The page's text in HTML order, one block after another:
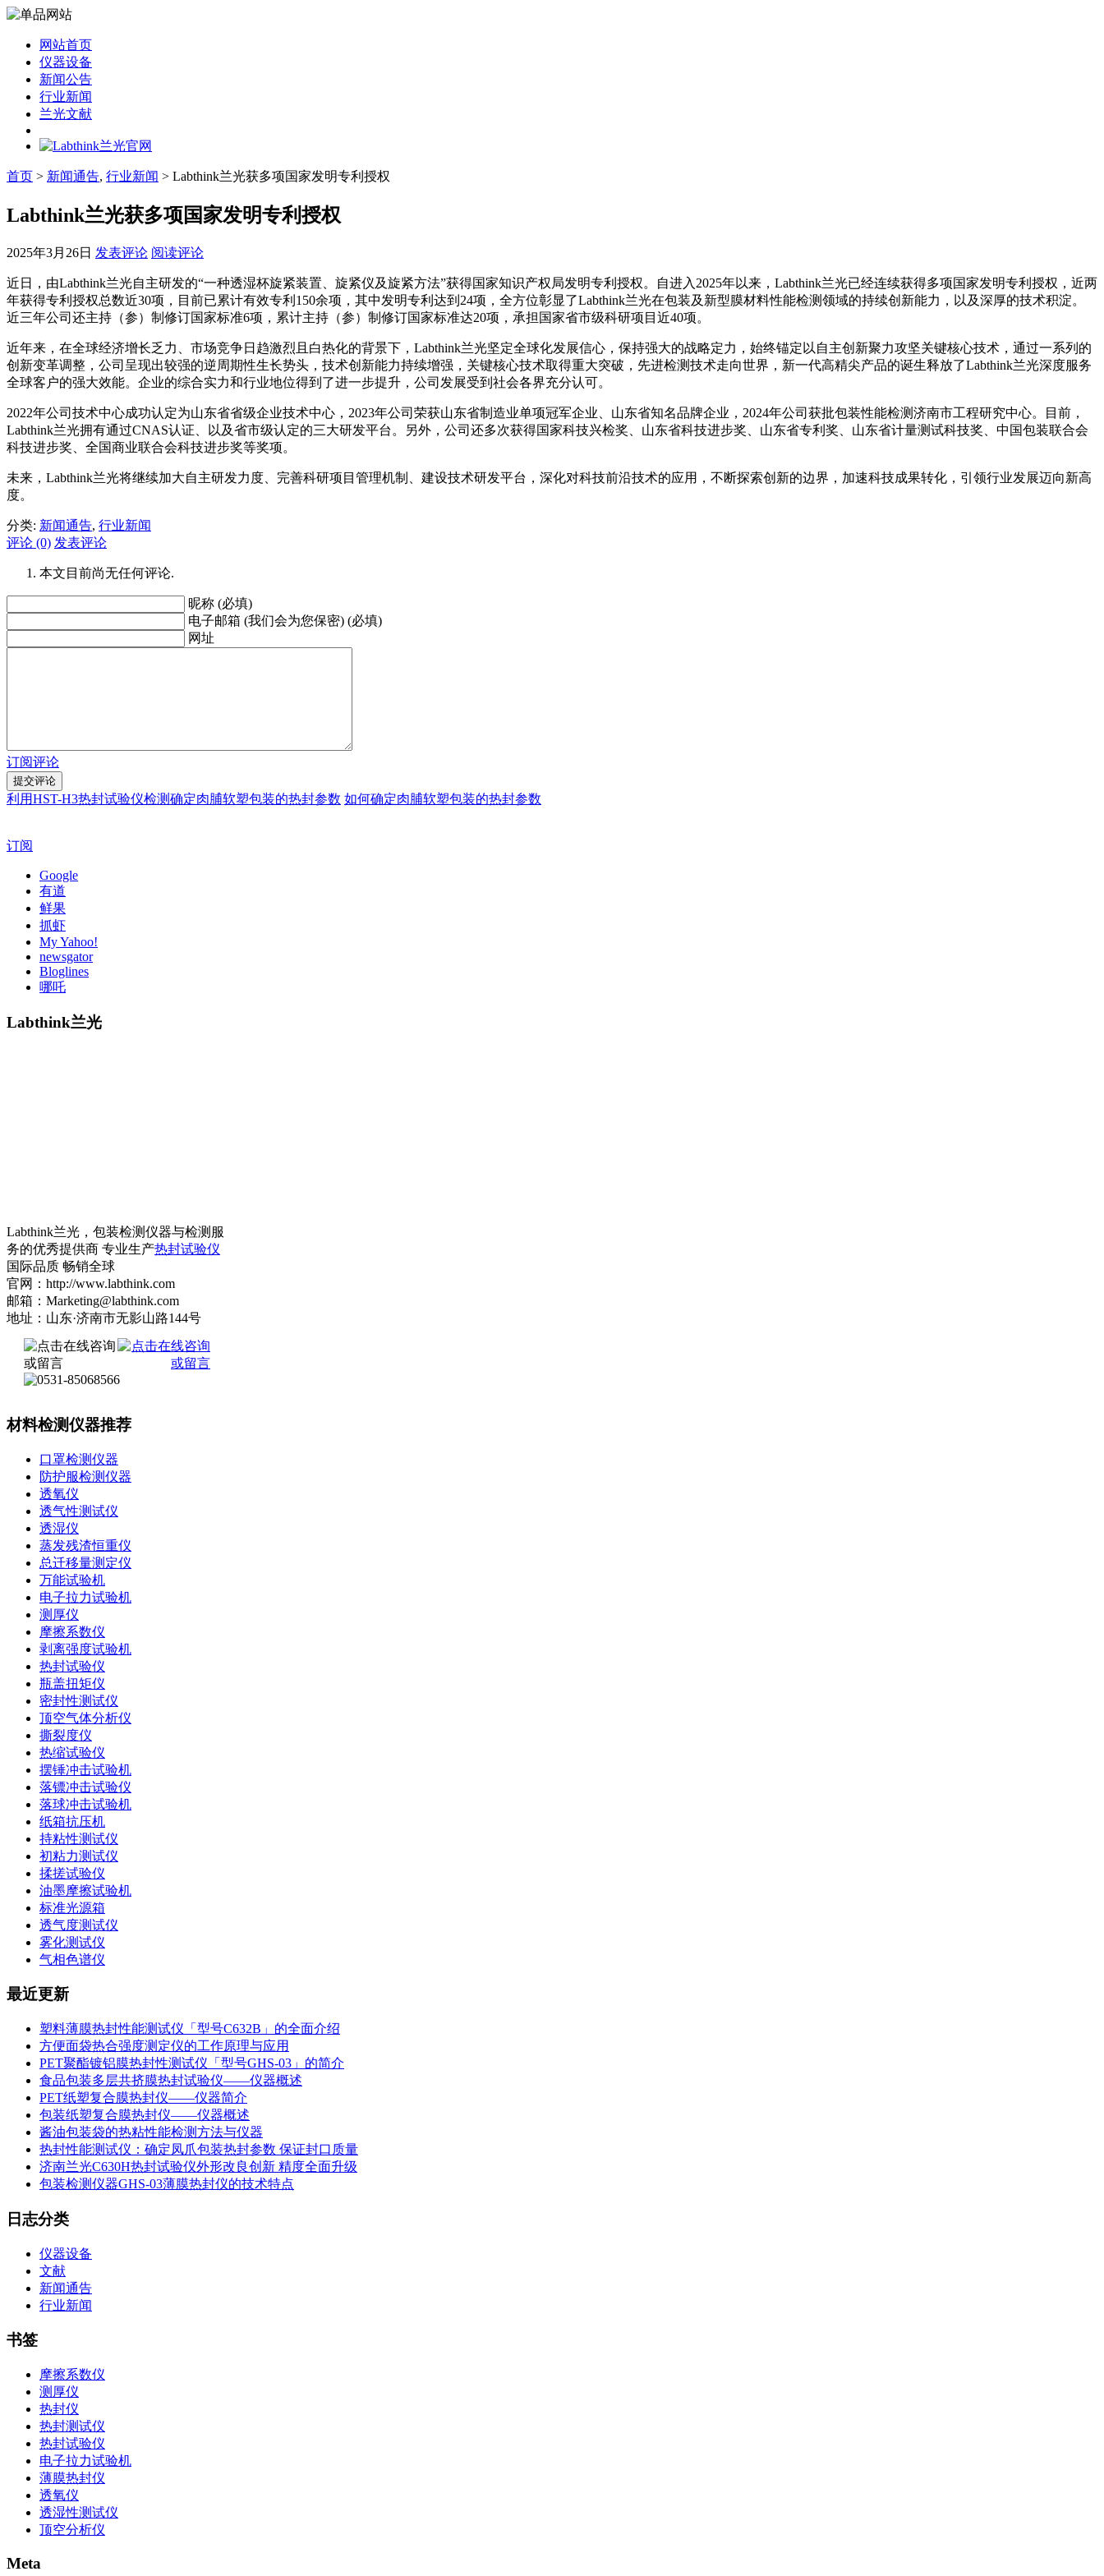
网站首页
仪器设备
新闻公告
行业新闻
兰光文献
首页 > 新闻通告, 行业新闻 > Labthink兰光获多项国家发明专利授权
Labthink兰光获多项国家发明专利授权
2025年3月26日 发表评论 阅读评论
近日，由Labthink兰光自主研发的“一种透湿杯旋紧装置、旋紧仪及旋紧方法”获得国家知识产权局发明专利授权。自进入2025年以来，Labthink兰光已经连续获得多项国家发明专利授权，近两
年获得专利授权总数近30项，目前已累计有效专利150余项，其中发明专利达到24项，全方位彰显了Labthink兰光在包装及新型膜材料性能检测领域的持续创新能力，以及深厚的技术积淀。
近三年公司还主持（参）制修订国家标准6项，累计主持（参）制修订国家标准达20项，承担国家省市级科研项目近40项。
近年来，在全球经济增长乏力、市场竞争日趋激烈且白热化的背景下，Labthink兰光坚定全球化发展信心，保持强大的战略定力，始终锚定以自主创新聚力攻坚关键核心技术，通过一系列的
创新变革调整，公司呈现出较强的逆周期性生长势头，技术创新能力持续增强，关键核心技术取得重大突破，先进检测技术走向世界，新一代高精尖产品的诞生释放了Labthink兰光深度服务
全球客户的强大效能。企业的综合实力和行业地位得到了进一步提升，公司发展受到社会各界充分认可。
2022年公司技术中心成功认定为山东省省级企业技术中心，2023年公司荣获山东省制造业单项冠军企业、山东省知名品牌企业，2024年公司获批包装性能检测济南市工程研究中心。目前，
Labthink兰光拥有通过CNAS认证、以及省市级认定的三大研发平台。另外，公司还多次获得国家科技兴检奖、山东省科技进步奖、山东省专利奖、山东省计量测试科技奖、中国包装联合会
科技进步奖、全国商业联合会科技进步奖等奖项。
未来，Labthink兰光将继续加大自主研发力度、完善科研项目管理机制、建设技术研发平台，深化对科技前沿技术的应用，不断探索创新的边界，加速科技成果转化，引领行业发展迈向新高
度。
分类: 新闻通告, 行业新闻
评论 (0) 发表评论
本文目前尚无任何评论.
昵称 (必填)
电子邮箱 (我们会为您保密) (必填)
网址
订阅评论
利用HST-H3热封试验仪检测确定肉脯软塑包装的热封参数 如何确定肉脯软塑包装的热封参数
订阅
Google
有道
鲜果
抓虾
My Yahoo!
newsgator
Bloglines
哪吒
Labthink兰光
Labthink兰光，包装检测仪器与检测服
务的优秀提供商 专业生产热封试验仪
国际品质 畅销全球
官网：http://www.labthink.com
邮箱：Marketing@labthink.com
地址：山东·济南市无影山路144号
材料检测仪器推荐
口罩检测仪器
防护服检测仪器
透氧仪
透气性测试仪
透湿仪
蒸发残渣恒重仪
总迁移量测定仪
万能试验机
电子拉力试验机
测厚仪
摩擦系数仪
剥离强度试验机
热封试验仪
瓶盖扭矩仪
密封性测试仪
顶空气体分析仪
撕裂度仪
热缩试验仪
摆锤冲击试验机
落镖冲击试验仪
落球冲击试验机
纸箱抗压机
持粘性测试仪
初粘力测试仪
揉搓试验仪
油墨摩擦试验机
标准光源箱
透气度测试仪
雾化测试仪
气相色谱仪
最近更新
塑料薄膜热封性能测试仪「型号C632B」的全面介绍
方便面袋热合强度测定仪的工作原理与应用
PET聚酯镀铝膜热封性测试仪「型号GHS-03」的简介
食品包装多层共挤膜热封试验仪——仪器概述
PET纸塑复合膜热封仪——仪器简介
包装纸塑复合膜热封仪——仪器概述
酱油包装袋的热粘性能检测方法与仪器
热封性能测试仪：确定凤爪包装热封参数 保证封口质量
济南兰光C630H热封试验仪外形改良创新 精度全面升级
包装检测仪器GHS-03薄膜热封仪的技术特点
日志分类
仪器设备
文献
新闻通告
行业新闻
书签
摩擦系数仪
测厚仪
热封仪
热封测试仪
热封试验仪
电子拉力试验机
薄膜热封仪
透氧仪
透湿性测试仪
顶空分析仪
Meta